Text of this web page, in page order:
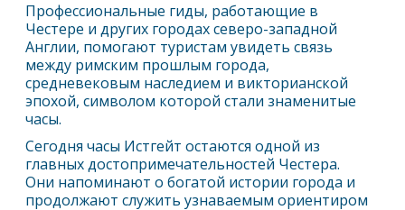
Профессиональные гиды, работающие в
Честере и других городах северо-западной
Англии, помогают туристам увидеть связь
между римским прошлым города,
средневековым наследием и викторианской
эпохой, символом которой стали знаменитые
часы.
Сегодня часы Истгейт остаются одной из
главных достопримечательностей Честера.
Они напоминают о богатой истории города и
продолжают служить узнаваемым ориентиром